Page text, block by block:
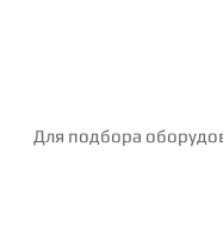
Для подбора